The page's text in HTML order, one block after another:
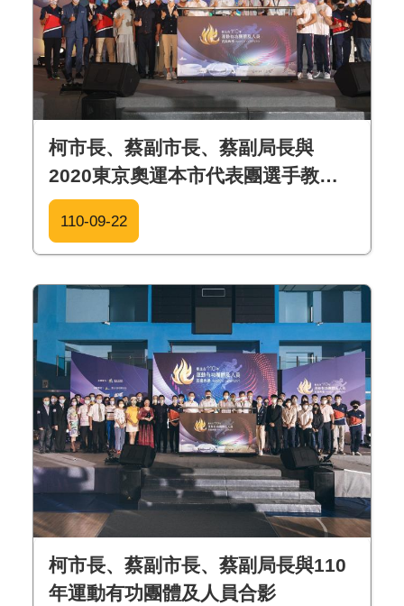
柯市長、蔡副市長、蔡副局長與
2020東京奧運本市代表團選手教練
合影
110-09-22
柯市長、蔡副市長、蔡副局長與110
年運動有功團體及人員合影